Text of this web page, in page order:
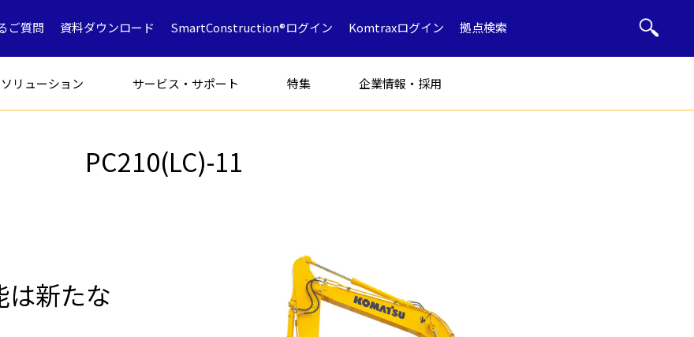
ご質問 資料ダウンロード SmartConstruction®ログイン Komtraxログイン 拠点検索
ICT 解体
専用機 油圧ショベル
リューション サービス・サポート 特集 企業情報・採用
PC210(LC)-11
は新たな